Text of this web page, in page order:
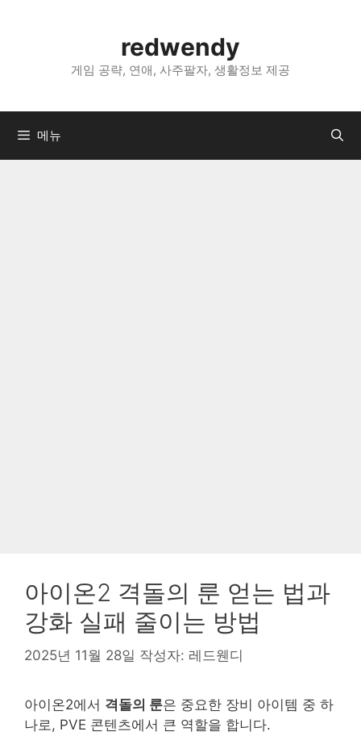
너
redwendy
게임 공략, 연애, 사주팔자, 생활정보 제공
메뉴
아이온2 격돌의 룬 얻는 법과
강화 실패 줄이는 방법
2025년 11월 28일 작성자: 레드웬디
아이온2에서 격돌의 룬은 중요한 장비 아이템 중 하
나로, PVE 콘텐츠에서 큰 역할을 합니다.